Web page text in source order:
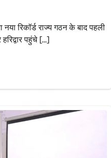
रिकॉर्ड राज्य गठन के बाद पहली
पहुंचे […]